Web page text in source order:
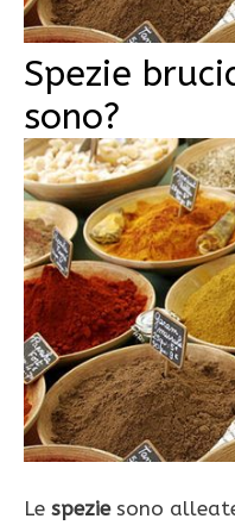
Spezie
sono?
Le speziesono